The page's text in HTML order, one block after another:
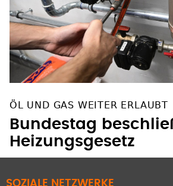
ÖL UND GAS WEITER ERLAUBT
Bundestag
Heizungsgesetz